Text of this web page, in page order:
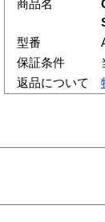
商品名
型番
保証条件
返品について